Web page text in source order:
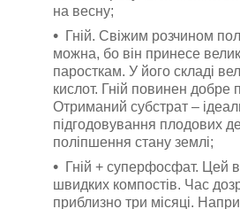
на весну;
Гній. Свіжим розчином
можна, бо він принесе
паросткам. У його складі
кислот. Гній повинен добре
Отриманий субстрат –
підгодовування плодових
поліпшення стану землі;
Гній + суперфосфат. Цей
швидких компостів. Час
приблизно три місяці.